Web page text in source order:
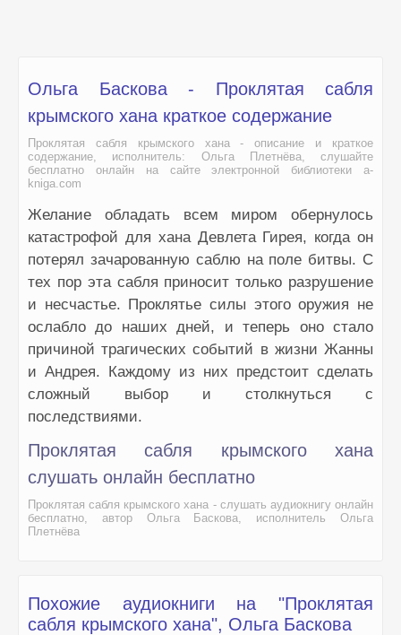
47. Проклятая сабля крымского хана
48. Проклятая сабля крымского хана
49. Проклятая сабля крымского хана
50. Проклятая сабля крымского хана
Ольга Баскова - Проклятая сабля
крымского хана краткое содержание
Проклятая сабля крымского хана - описание и краткое
содержание, исполнитель: Ольга Плетнёва, слушайте
бесплатно онлайн на сайте электронной библиотеки a-
kniga.com
Желание обладать всем миром обернулось
катастрофой для хана Девлета Гирея, когда он
потерял зачарованную саблю на поле битвы. С
тех пор эта сабля приносит только разрушение
и несчастье. Проклятье силы этого оружия не
ослабло до наших дней, и теперь оно стало
причиной трагических событий в жизни Жанны
и Андрея. Каждому из них предстоит сделать
сложный выбор и столкнуться с
последствиями.
Проклятая сабля крымского хана
слушать онлайн бесплатно
Проклятая сабля крымского хана - слушать аудиокнигу онлайн
бесплатно, автор Ольга Баскова, исполнитель Ольга
Плетнёва
Похожие аудиокниги на "Проклятая
сабля крымского хана", Ольга Баскова